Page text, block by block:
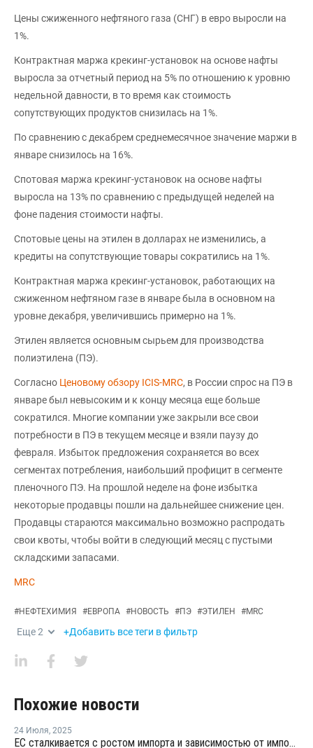
Цены сжиженного нефтяного газа (СНГ) в евро выросли на
1%.
Контрактная маржа крекинг-установок на основе нафты
выросла за отчетный период на 5% по отношению к уровню
недельной давности, в то время как стоимость
сопутствующих продуктов снизилась на 1%.
По сравнению с декабрем среднемесячное значение маржи в
январе снизилось на 16%.
Спотовая маржа крекинг-установок на основе нафты
выросла на 13% по сравнению с предыдущей неделей на
фоне падения стоимости нафты.
Спотовые цены на этилен в долларах не изменились, а
кредиты на сопутствующие товары сократились на 1%.
Контрактная маржа крекинг-установок, работающих на
сжиженном нефтяном газе в январе была в основном на
уровне декабря, увеличившись примерно на 1%.
Этилен является основным сырьем для производства
полиэтилена (ПЭ).
Согласно Ценовому обзору ICIS-MRC, в России спрос на ПЭ в
январе был невысоким и к концу месяца еще больше
сократился. Многие компании уже закрыли все свои
потребности в ПЭ в текущем месяце и взяли паузу до
февраля. Избыток предложения сохраняется во всех
сегментах потребления, наибольший профицит в сегменте
пленочного ПЭ. На прошлой неделе на фоне избытка
некоторые продавцы пошли на дальнейшее снижение цен.
Продавцы стараются максимально возможно распродать
свои квоты, чтобы войти в следующий месяц с пустыми
складскими запасами.
MRC
#НЕФТЕХИМИЯ #ЕВРОПА #НОВОСТЬ #ПЭ #ЭТИЛЕН #MRC
Еще2 +Добавить все теги в фильтр
Похожие новости
24 Июля, 2025
ЕС сталкивается с ростом импорта и зависимостью от импортных химикатов